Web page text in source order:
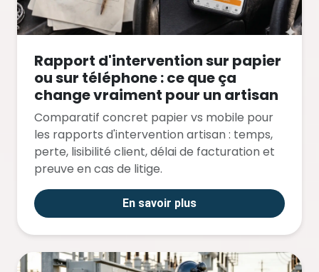
Rapport d'intervention sur papier
ou sur téléphone : ce que ça
change vraiment pour un artisan
Comparatif concret papier vs mobile pour
les rapports d'intervention artisan : temps,
perte, lisibilité client, délai de facturation et
preuve en cas de litige.
En savoir plus